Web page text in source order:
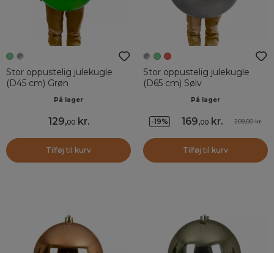
Stor oppustelig julekugle
(D45 cm) Grøn
På lager
129,00kr.
Tilføj til kurv
Stor oppustelig julekugle
(D65 cm) Sølv
På lager
-19% 169,00kr. 209,00 kr.
Tilføj til kurv